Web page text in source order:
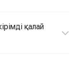
қалай